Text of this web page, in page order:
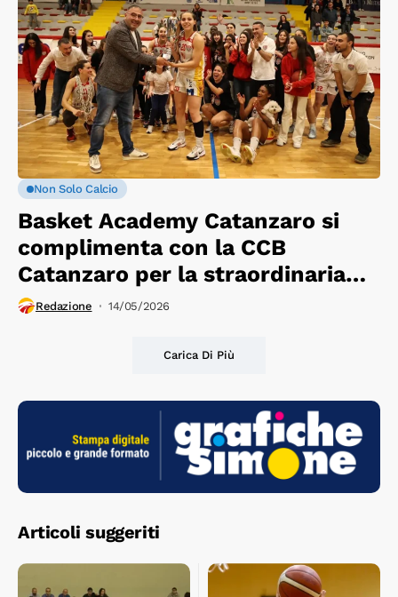
Non Solo Calcio
Basket Academy Catanzaro si
complimenta con la CCB
Catanzaro per la straordinaria
vittoria della B Campania
Redazione 14/05/2026
Carica Di Più
Articoli suggeriti